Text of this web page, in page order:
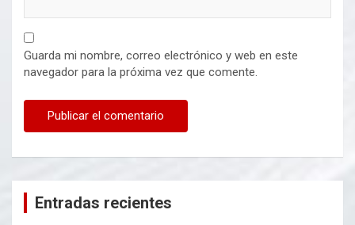
Guarda mi nombre, correo electrónico y web en este
navegador para la próxima vez que comente.
Entradas recientes